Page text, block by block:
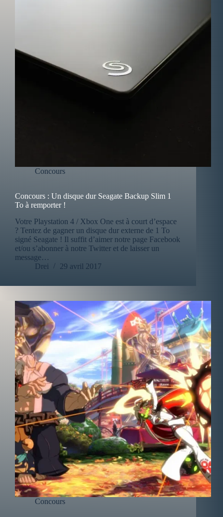
Concours
Concours : Un disque dur Seagate Backup Slim 1
To à remporter !
Votre Playstation 4 / Xbox One est à court d’espace
? Tentez de gagner un disque dur externe de 1 To
signé Seagate ! Il suffit d’aimer notre page Facebook
et/ou s’abonner à notre Twitter et de laisser un
message…
Drei
29 avril 2017
Concours